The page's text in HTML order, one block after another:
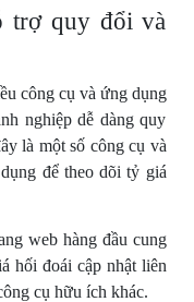
trợ quy đổi và
công cụ và ứng dụng
nghiệp dễ dàng quy
là một số công cụ và
để theo dõi tỷ giá
web hàng đầu cung
hối đoái cập nhật liên
cụ hữu ích khác.